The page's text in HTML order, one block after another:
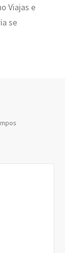
Viajas e
se